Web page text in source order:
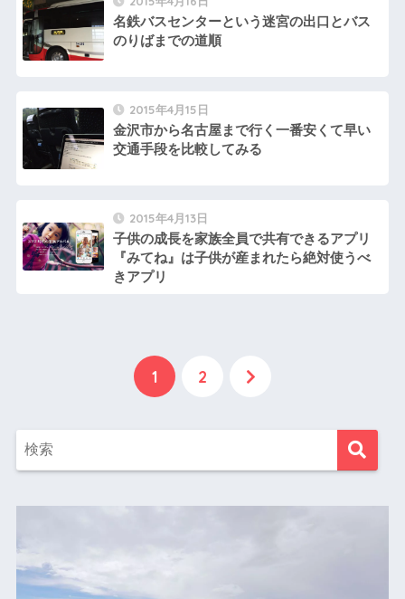
名鉄バスセンターという迷宮の出口とバス
のりばまでの道順
2015年4月15日
金沢市から名古屋まで行く一番安くて早い
交通手段を比較してみる
2015年4月13日
子供の成長を家族全員で共有できるアプリ
『みてね』は子供が産まれたら絶対使うべ
きアプリ
1 2